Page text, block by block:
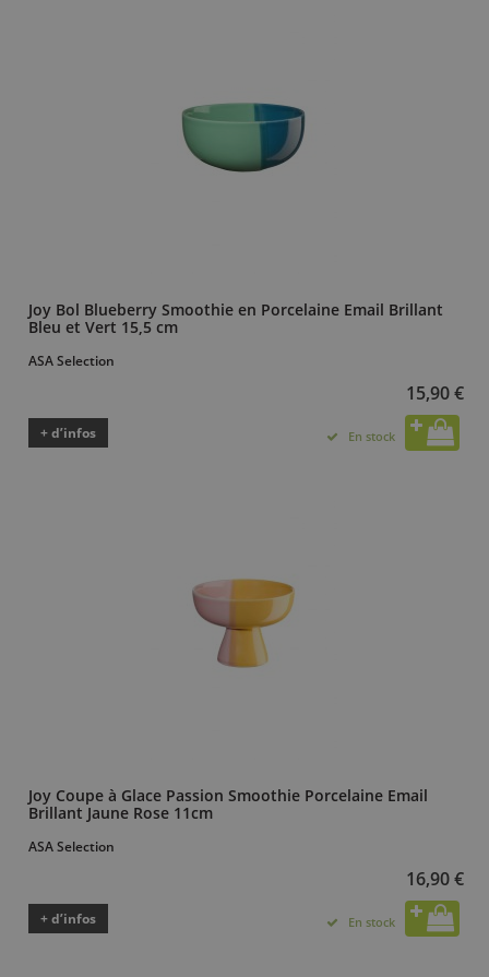
Joy Bol Blueberry Smoothie en Porcelaine Email Brillant
Bleu et Vert 15,5 cm
ASA Selection
15,90 €
+ d’infos En stock
Joy Coupe à Glace Passion Smoothie Porcelaine Email
Brillant Jaune Rose 11cm
ASA Selection
16,90 €
+ d’infos En stock